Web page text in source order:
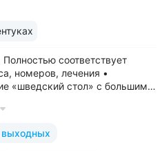
соответствует
номеров, лечения •
«шведский стол» с большим
зоны: 3 минуты
им....
выходных